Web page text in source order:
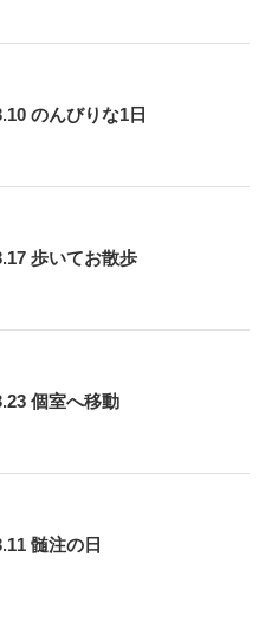
のんびりな1日
歩いてお散歩
個室へ移動
髄注の日